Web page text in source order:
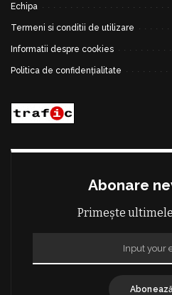
Echipa
Termeni si conditii de utilizare
Informatii despre cookies
Politica de confidențialitate
Abonare
Primește